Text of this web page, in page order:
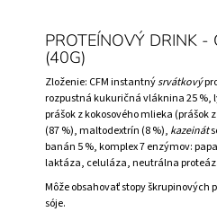
PROTEÍNOVÝ DRINK -
(40G)
Zloženie: CFM instantnýsrvátkový
rozpustná kukuričná vláknina 25 %,
prášok z kokosového mlieka (prášok
(87 %), maltodextrín (8 %), kazeinát
banán 5 %, komplex 7 enzýmov:
laktáza, celuláza, neutrálna
Môže obsahovať stopy škrupinových
sóje.